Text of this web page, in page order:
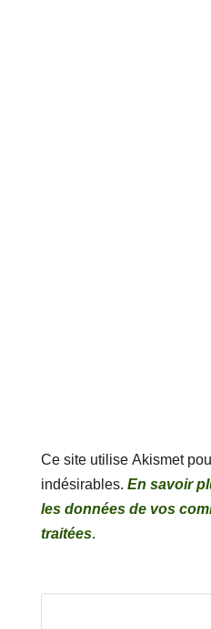
Ce site utilise Akismet
indésirables. En savoir
les données de vos
traitées.